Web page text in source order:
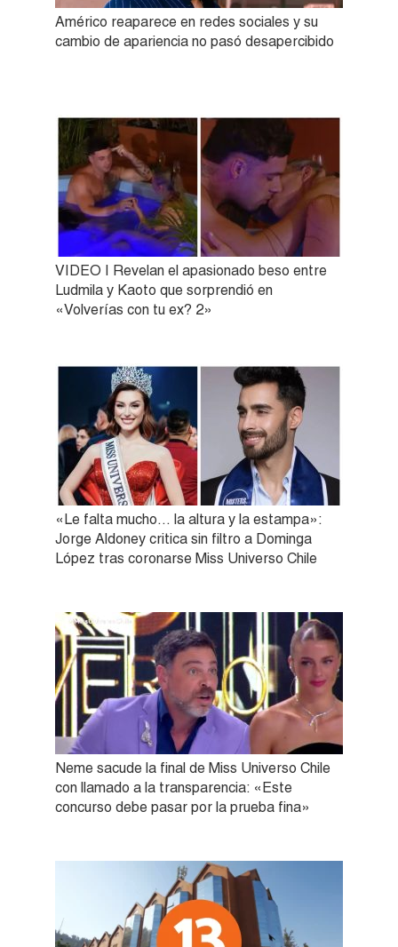
Américo reaparece en redes sociales y su
cambio de apariencia no pasó desapercibido
VIDEO | Revelan el apasionado beso entre
Ludmila y Kaoto que sorprendió en
«Volverías con tu ex? 2»
«Le falta mucho… la altura y la estampa»:
Jorge Aldoney critica sin filtro a Dominga
López tras coronarse Miss Universo Chile
Neme sacude la final de Miss Universo Chile
con llamado a la transparencia: «Este
concurso debe pasar por la prueba fina»